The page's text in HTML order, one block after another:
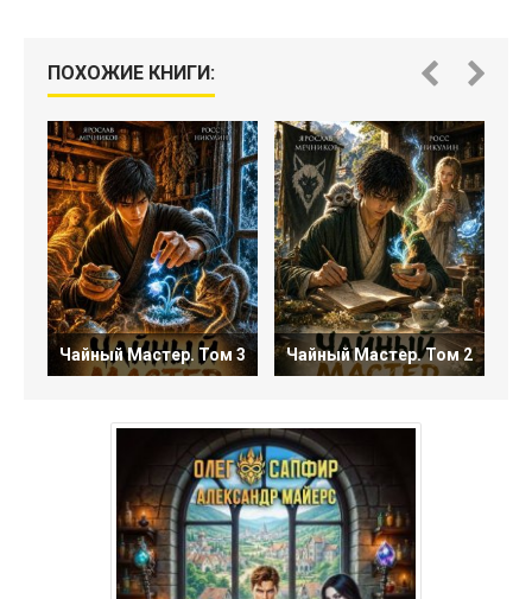
ПОХОЖИЕ КНИГИ:
Чайный Мастер. Том 3 Чайный Мастер. Том 2